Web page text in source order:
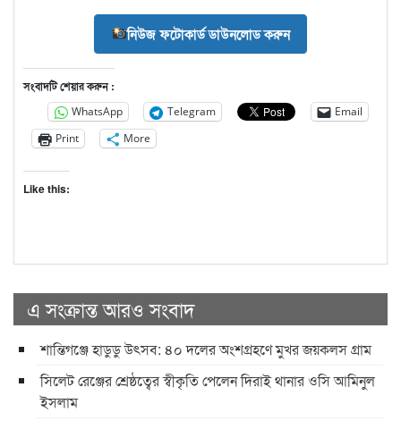
নিউজ ফটোকার্ড ডাউনলোড করুন
সংবাদটি শেয়ার করুন :
WhatsApp Telegram
Email
Print
More
Like this:
এ সংক্রান্ত আরও সংবাদ
শান্তিগঞ্জে হাডুডু উৎসব: ৪০ দলের অংশগ্রহণে মুখর জয়কলস গ্রাম
সিলেট রেঞ্জের শ্রেষ্ঠত্বের স্বীকৃতি পেলেন দিরাই থানার ওসি আমিনুল
ইসলাম